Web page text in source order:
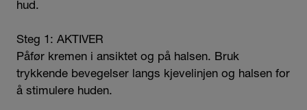
hud.
Steg 1: AKTIVER
Påfør kremen i ansiktet og på halsen. Bruk
trykkende bevegelser langs kjevelinjen og halsen for
å stimulere huden.